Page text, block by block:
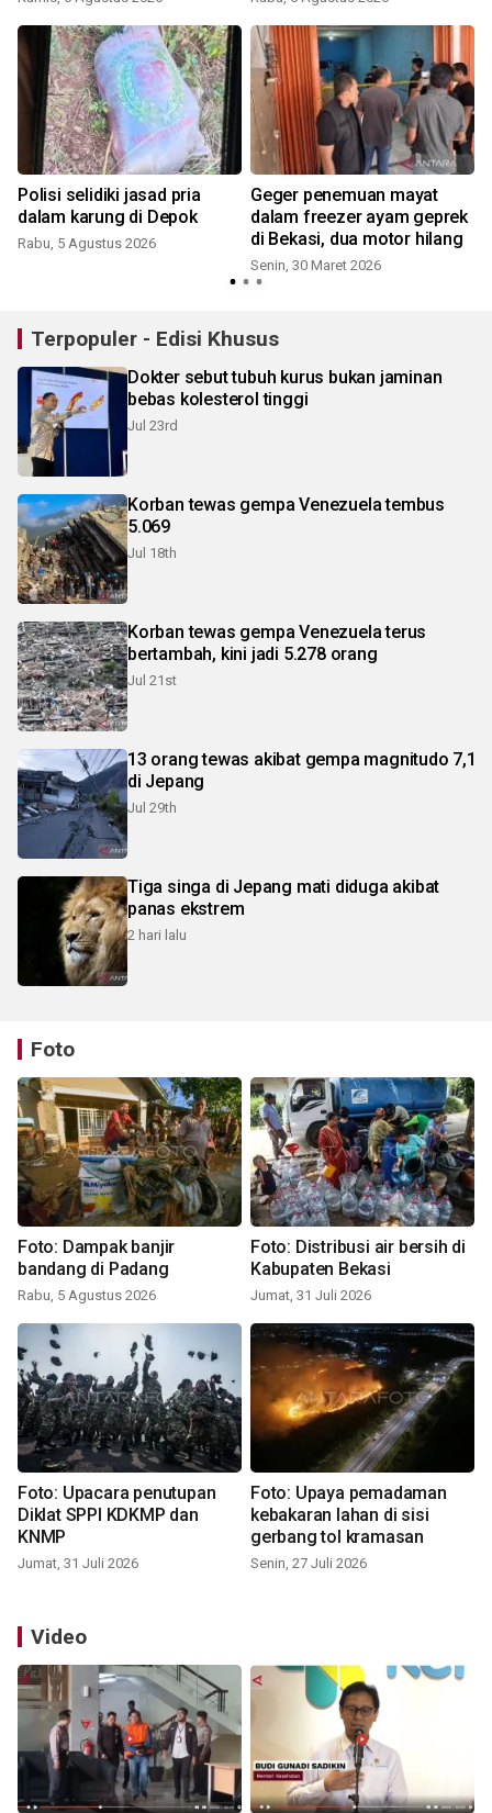
Polisi selidiki jasad pria
dalam karung di Depok
Rabu, 5 Agustus 2026
Geger penemuan mayat
dalam freezer ayam geprek
di Bekasi, dua motor hilang
Senin, 30 Maret 2026
Terpopuler - Edisi Khusus
Dokter sebut tubuh kurus bukan jaminan
bebas kolesterol tinggi
Jul 23rd
Korban tewas gempa Venezuela tembus
5.069
Jul 18th
Korban tewas gempa Venezuela terus
bertambah, kini jadi 5.278 orang
Jul 21st
13 orang tewas akibat gempa magnitudo 7,1
di Jepang
Jul 29th
Tiga singa di Jepang mati diduga akibat
panas ekstrem
2 hari lalu
Foto
Foto: Dampak banjir
bandang di Padang
Rabu, 5 Agustus 2026
Foto: Distribusi air bersih di
Kabupaten Bekasi
Jumat, 31 Juli 2026
Foto: Upacara penutupan
Diklat SPPI KDKMP dan
KNMP
Jumat, 31 Juli 2026
Foto: Upaya pemadaman
kebakaran lahan di sisi
gerbang tol kramasan
Senin, 27 Juli 2026
Video